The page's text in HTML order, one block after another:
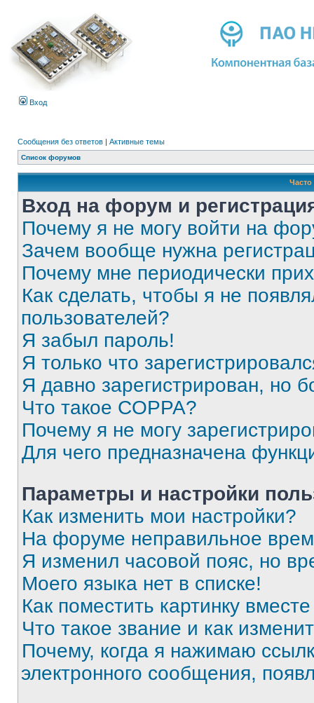
Вход
Сообщения без ответов | Активные темы
Список форумов
Вход на форум и
Почему я не могу войти на
Зачем вообще нужна
Почему мне периодически
Как сделать, чтобы я не
пользователей?
Я забыл пароль!
Я только что
Я давно зарегистрирован, но
Что такое COPPA?
Почему я не могу
Для чего предназначена
Параметры и настройки
Как изменить мои настройки?
На форуме неправильное
Я изменил часовой пояс, но
Моего языка нет в списке!
Как поместить картинку
Что такое звание и как
Почему, когда я нажимаю
электронного сообщения,